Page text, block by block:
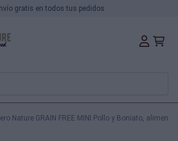
gratis en todos tus pedidos
Nature GRAIN FREE MINI Pollo y Boniato,